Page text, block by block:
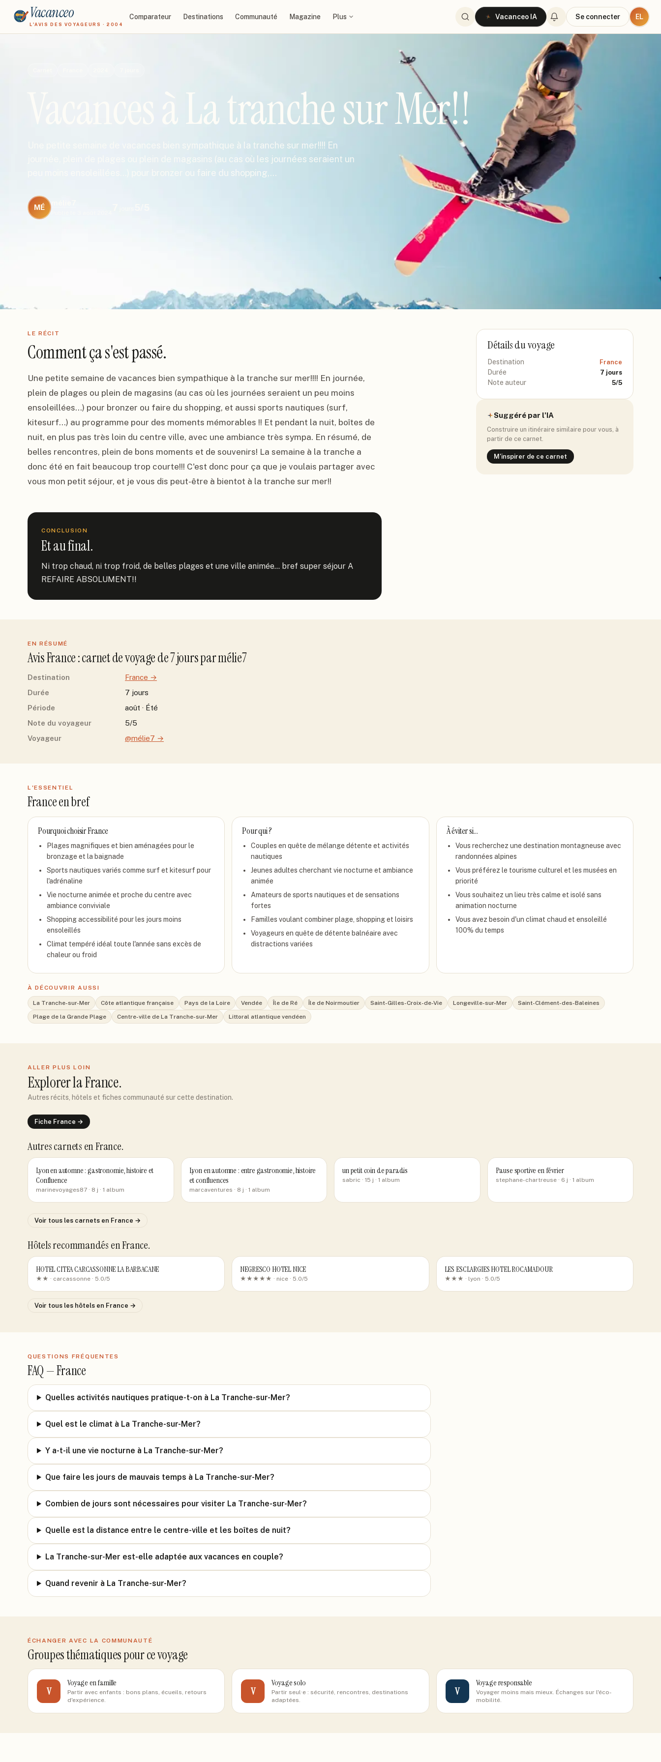
Vacanceo
L'AVIS DES VOYAGEURS · 2004
Comparateur Destinations Communauté Magazine Plus Vacanceo IA Se connecter EL
Vacances à La tranche sur Mer!!
Une petite semaine de vacances bien sympathique à la tranche sur mer!!!! En
journée, plein de plages ou plein de magasins (au cas où les journées seraient un
peu moins ensoleillées...) pour bronzer ou faire du shopping,…
MÉ
LE RÉCIT
Comment ça s'est passé.
Une petite semaine de vacances bien sympathique à la tranche sur mer!!!! En journée,
plein de plages ou plein de magasins (au cas où les journées seraient un peu moins
ensoleillées...) pour bronzer ou faire du shopping, et aussi sports nautiques (surf,
kitesurf...) au programme pour des moments mémorables !! Et pendant la nuit, boîtes de
nuit, en plus pas très loin du centre ville, avec une ambiance très sympa. En résumé, de
belles rencontres, plein de bons moments et de souvenirs! La semaine à la tranche a
donc été en fait beaucoup trop courte!!! C'est donc pour ça que je voulais partager avec
vous mon petit séjour, et je vous dis peut-être à bientot à la tranche sur mer!!
CONCLUSION
Et au final.
Ni trop chaud, ni trop froid, de belles plages et une ville animée... bref super séjour A
REFAIRE ABSOLUMENT!!
Détails du voyage
Destination France
Durée 7 jours
Note auteur 5/5
Suggéré par l'IA
Construire un itinéraire similaire pour vous, à
partir de ce carnet.
M'inspirer de ce carnet
EN RÉSUMÉ
AvisFrance: carnet de voyage de7joursparmélie7
Destination France →
Durée
7 jours
Période
août · Été
Note du voyageur
5/5
Voyageur
@mélie7 →
L'ESSENTIEL
Franceen bref
Pourquoi choisirFrance
Plages magnifiques et bien aménagées pour le
bronzage et la baignade
Sports nautiques variés comme surf et kitesurf pour
l'adrénaline
Vie nocturne animée et proche du centre avec
ambiance conviviale
Shopping accessibilité pour les jours moins
ensoleillés
Climat tempéré idéal toute l'année sans excès de
chaleur ou froid
Pour qui ?
Couples en quête de mélange détente et activités
nautiques
Jeunes adultes cherchant vie nocturne et ambiance
animée
Amateurs de sports nautiques et de sensations
fortes
Familles voulant combiner plage, shopping et loisirs
Voyageurs en quête de détente balnéaire avec
distractions variées
À éviter si…
Vous recherchez une destination montagneuse avec
randonnées alpines
Vous préférez le tourisme culturel et les musées en
priorité
Vous souhaitez un lieu très calme et isolé sans
animation nocturne
Vous avez besoin d'un climat chaud et ensoleillé
100% du temps
À DÉCOUVRIR AUSSI
La Tranche-sur-Mer Côte atlantique française Pays de la Loire Vendée Île de Ré Île de Noirmoutier Saint-Gilles-Croix-de-Vie Longeville-sur-Mer
Saint-Clément-des-Baleines
Plage de la Grande Plage
Centre-ville de La Tranche-sur-Mer Littoral atlantique vendéen
ALLER PLUS LOIN
Explorerla France.
Autres récits, hôtels et fiches communauté sur cette destination.
Fiche France →
Autres carnets en France.
Lyon en automne : gastronomie, histoire et
Confluence
marinevoyages87 · 8 j · 1 album
Lyon en automne : entre gastronomie, histoire
et confluences
marcaventures · 8 j · 1 album
un petit coin de paradis
sabric · 15 j · 1 album
Pause sportive en février
stephane-chartreuse· 6 j · 1 album
Voir tous les carnets en France →
Hôtels recommandés en France.
HOTEL CITEA CARCASSONNE LA BARBACANE
★★ · carcassonne · 5.0/5
NEGRESCO HOTEL NICE
★★★★★ · nice · 5.0/5
LES ESCLARGIES HOTEL ROCAMADOUR
★★★ · lyon · 5.0/5
Voir tous les hôtels en France →
QUESTIONS FRÉQUENTES
FAQ —France
Quelles activités nautiques pratique-t-on à La Tranche-sur-Mer?
Quel est le climat à La Tranche-sur-Mer?
Y a-t-il une vie nocturne à La Tranche-sur-Mer?
Que faire les jours de mauvais temps à La Tranche-sur-Mer?
Combien de jours sont nécessaires pour visiter La Tranche-sur-Mer?
Quelle est la distance entre le centre-ville et les boîtes de nuit?
La Tranche-sur-Mer est-elle adaptée aux vacances en couple?
Quand revenir à La Tranche-sur-Mer?
ÉCHANGER AVEC LA COMMUNAUTÉ
Groupes thématiques pour ce voyage
V
Voyage en famille
Partir avec enfants : bons plans, écueils, retours
d'expérience.
V
Voyage solo
Partir seul·e : sécurité, rencontres, destinations
adaptées.
V
Voyage responsable
Voyager moins mais mieux. Échanges sur l'éco-
mobilité.